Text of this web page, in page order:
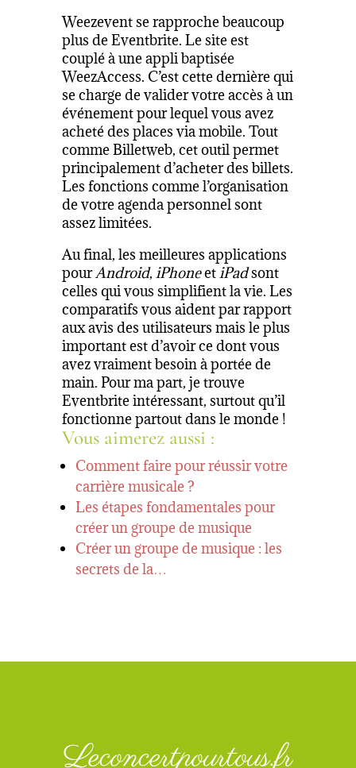
Weezevent se rapproche beaucoup
plus de Eventbrite. Le site est
couplé à une appli baptisée
WeezAccess. C’est cette dernière qui
se charge de valider votre accès à un
événement pour lequel vous avez
acheté des places via mobile. Tout
comme Billetweb, cet outil permet
principalement d’acheter des billets.
Les fonctions comme l’organisation
de votre agenda personnel sont
assez limitées.
Au final, les meilleures applications
pourAndroid,iPhoneetiPadsont
celles qui vous simplifient la vie. Les
comparatifs vous aident par rapport
aux avis des utilisateurs mais le plus
important est d’avoir ce dont vous
avez vraiment besoin à portée de
main. Pour ma part, je trouve
Eventbrite intéressant, surtout qu’il
fonctionne partout dans le monde !
Vous aimerez aussi :
Comment faire pour réussir votre
carrière musicale ?
Les étapes fondamentales pour
créer un groupe de musique
Créer un groupe de musique : les
secrets de la…
Leconcertpourtous.fr